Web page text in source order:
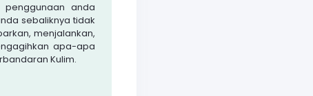
anda
sebaliknya tidak
menjalankan,
apa-apa
Kulim.